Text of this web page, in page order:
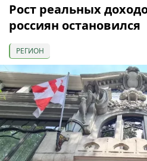
Рост реальных
россиян остановился
РЕГИОН